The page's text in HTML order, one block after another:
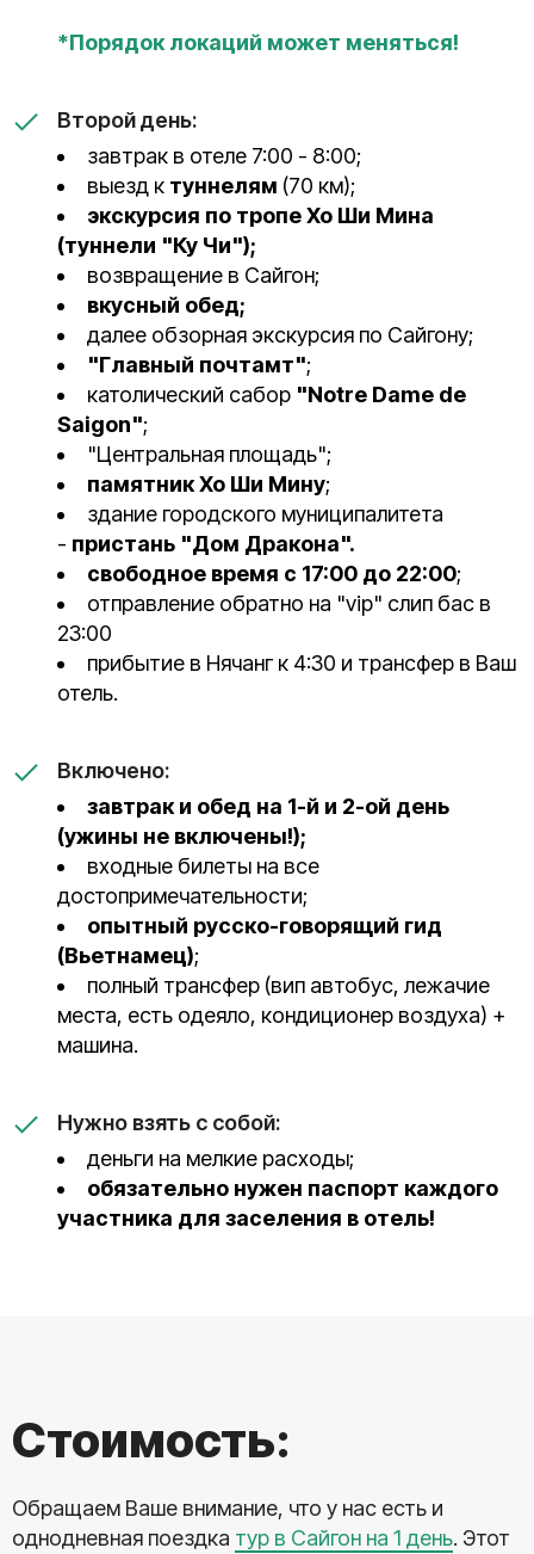
*Порядок локаций может меняться!
Второй день:
завтрак в отеле 7:00 - 8:00;
выезд к туннелям (70 км);
экскурсия по тропе Хо Ши Мина
(туннели "Ку Чи");
возвращение в Сайгон;
вкусный обед;
далее обзорная экскурсия по Сайгону;
"Главный почтамт";
католический сабор "Notre Dame de
Saigon";
"Центральная площадь";
памятник Хо Ши Мину;
здание городского муниципалитета
- пристань "Дом Дракона".
свободное время с 17:00 до 22:00;
отправление обратно на "vip" слип бас в
23:00
прибытие в Нячанг к 4:30 и трансфер в Ваш
отель.
Включено:
завтрак и обед на 1-й и 2-ой день
(ужины не включены!);
входные билеты на все
достопримечательности;
опытный русско-говорящий гид
(Вьетнамец);
полный трансфер (вип автобус, лежачие
места, есть одеяло, кондиционер воздуха) +
машина.
Нужно взять с собой:
деньги на мелкие расходы;
обязательно нужен паспорт каждого
участника для заселения в отель!
Стоимость:
Обращаем Ваше внимание, что у нас есть и
однодневная поездка тур в Сайгон на 1 день. Этот